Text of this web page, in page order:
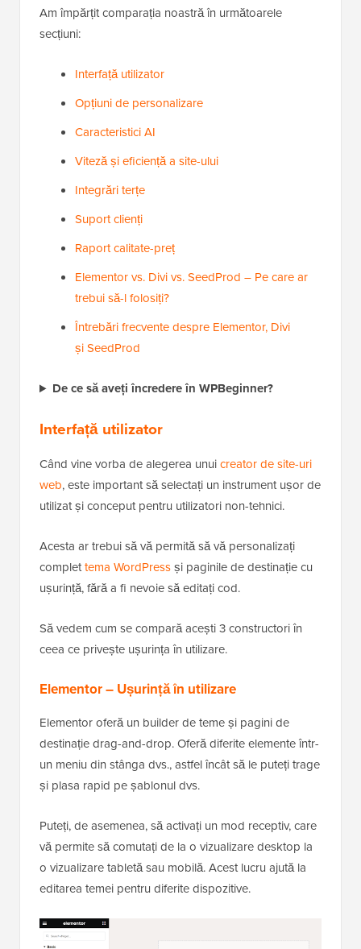
Am împărțit comparația noastră în următoarele
secțiuni:
Interfață utilizator
Opțiuni de personalizare
Caracteristici AI
Viteză și eficiență a site-ului
Integrări terțe
Suport clienți
Raport calitate-preț
Elementor vs. Divi vs. SeedProd – Pe care ar
trebui să-l folosiți?
Întrebări frecvente despre Elementor, Divi
și SeedProd
De ce să aveți încredere în WPBeginner?
Interfață utilizator
Când vine vorba de alegerea unuicreator de site-uri
web, este important să selectați un instrument ușor de
utilizat și conceput pentru utilizatori non-tehnici.
Acesta ar trebui să vă permită să vă personalizați
complettema WordPressși paginile de destinație cu
ușurință, fără a fi nevoie să editați cod.
Să vedem cum se compară acești 3 constructori în
ceea ce privește ușurința în utilizare.
Elementor – Ușurință în utilizare
Elementor oferă un builder de teme și pagini de
destinație drag-and-drop. Oferă diferite elemente într-
un meniu din stânga dvs., astfel încât să le puteți trage
și plasa rapid pe șablonul dvs.
Puteți, de asemenea, să activați un mod receptiv, care
vă permite să comutați de la o vizualizare desktop la
o vizualizare tabletă sau mobilă. Acest lucru ajută la
editarea temei pentru diferite dispozitive.